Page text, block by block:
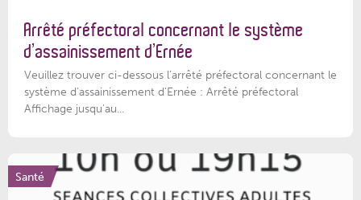
Arrêté préfectoral concernant le système
d’assainissement d’Ernée
Veuillez trouver ci-dessous l’arrêté préfectoral concernant le
système d'assainissement d'Ernée : Arrêté préfectoral
Affichage jusqu'au...
Santé